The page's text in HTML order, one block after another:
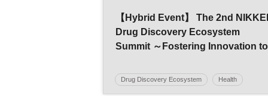
【Hybrid Event】 The 2nd NIKKEI
Drug Discovery Ecosystem
Summit ～Fostering Innovation to
Drugs Originating in Japan～
Drug Discovery Ecosystem Health